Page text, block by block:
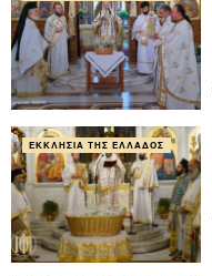
ΕΚΚΛΗΣΊΑ ΤΗΣ ΕΛΛΆΔΟΣ